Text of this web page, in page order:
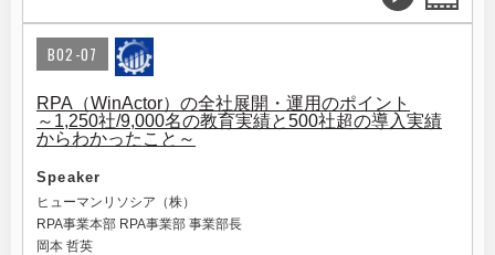
B02-07
RPA（WinActor）の全社展開・運用のポイント
～1,250社/9,000名の教育実績と500社超の導入実績
からわかったこと～
Speaker
ヒューマンリソシア（株）
RPA事業本部 RPA事業部 事業部長
岡本 哲英